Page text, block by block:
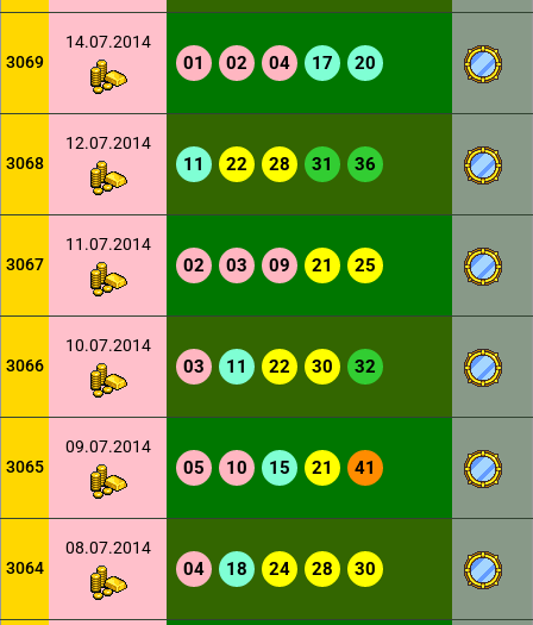
3069
14.07.2014
01 02 04 17 20
3068
12.07.2014
11 22 28 31 36
3067
11.07.2014
02 03 09 21 25
3066
10.07.2014
03 11 22 30 32
3065
09.07.2014
05 10 15 21 41
3064
08.07.2014
04 18 24 28 30